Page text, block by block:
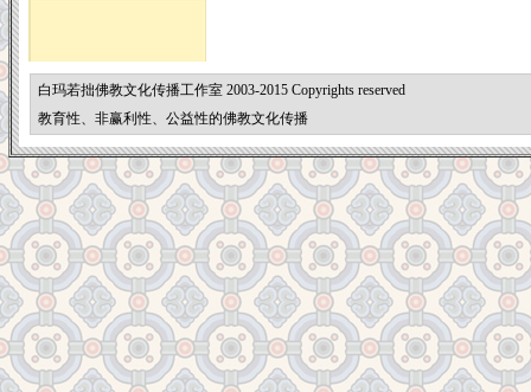
白玛若拙佛教文化传播工作室 2003-2015 Copyrights reserved
教育性、非赢利性、公益性的佛教文化传播